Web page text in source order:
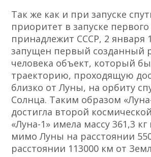
Так же как и при запуске
приоритет в запуске
принадлежит СССР, 2 января
запущен первый созданный
человека объект, который
траекторию, проходящую
близко от Луны, на орбиту
Солнца. Таким образом
достигла второй
«Луна-1» имела массу 361,3
мимо Луны на расстоянии
расстоянии 113000 км от